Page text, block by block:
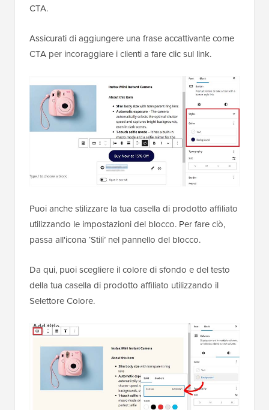
CTA.
Assicurati di aggiungere una frase accattivante come
CTA per incoraggiare i clienti a fare clic sul link.
Puoi anche stilizzare la tua casella di prodotto affiliato
utilizzando le impostazioni del blocco. Per fare ciò,
passa all'icona ‘Stili’ nel pannello del blocco.
Da qui, puoi scegliere il colore di sfondo e del testo
della tua casella di prodotto affiliato utilizzando il
Selettore Colore.